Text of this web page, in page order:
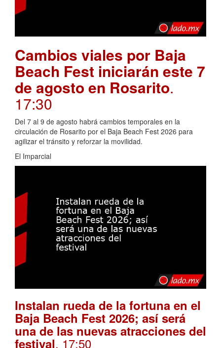
Cambios viales por Baja
Beach Fest iniciarán este 7
de agosto en Rosarito.
17:30
Del 7 al 9 de agosto habrá cambios temporales en la
circulación de Rosarito por el Baja Beach Fest 2026 para
agilizar el tránsito y reforzar la movilidad.
El Imparcial
Instalan rueda de la fortuna en el
Baja Beach Fest 2026; así será
una de las nuevas atracciones del
festival. 17:50